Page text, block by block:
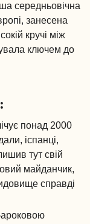
середньовічна
занесена
кручі між
ключем до
понад 2000
іспанці,
тут свій
майданчик,
справді